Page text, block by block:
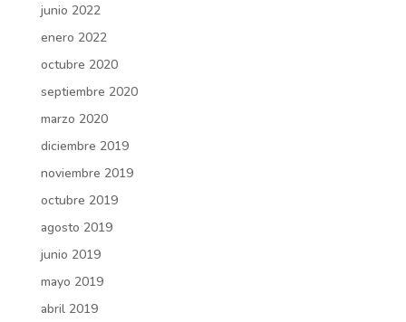
junio 2022
enero 2022
octubre 2020
septiembre 2020
marzo 2020
diciembre 2019
noviembre 2019
octubre 2019
agosto 2019
junio 2019
mayo 2019
abril 2019